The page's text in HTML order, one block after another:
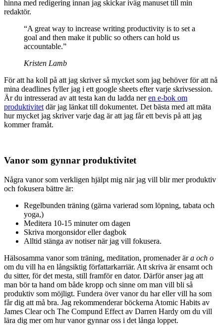
hinna med redigering innan jag skickar iväg manuset till min
redaktör.
“A great way to increase writing productivity is to set a
goal and then make it public so others can hold us
accountable.”
Kristen Lamb
För att ha koll på att jag skriver så mycket som jag behöver för att nå
mina deadlines fyller jag i ett google sheets efter varje skrivsession.
Är du intresserad av att testa kan du ladda neren e-bok om
produktivitet där jag länkat till dokumentet. Det bästa med att mäta
hur mycket jag skriver varje dag är att jag får ett bevis på att jag
kommer framåt.
Vanor som gynnar produktivitet
Några vanor som verkligen hjälpt mig när jag vill blir mer produktiv
och fokusera bättre är:
Regelbunden träning (gärna varierad som löpning, tabata och
yoga,)
Meditera 10-15 minuter om dagen
Skriva morgonsidor eller dagbok
Alltid stänga av notiser när jag vill fokusera.
Hälsosamma vanor som träning, meditation, promenader ära och o
om du vill ha en långsiktig författarkarriär. Att skriva är ensamt och
du sitter, för det mesta, still framför en dator. Därför anser jag att
man bör ta hand om både kropp och sinne om man vill bli så
produktiv som möjligt. Fundera över vanor du har eller vill ha som
får dig att må bra. Jag rekommenderar böckerna Atomic Habits av
James Clear och The Compund Effect av Darren Hardy om du vill
lära dig mer om hur vanor gynnar oss i det långa loppet.